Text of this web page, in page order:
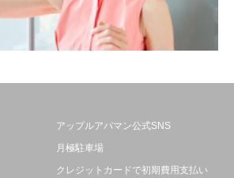
アップルアパマン公式SNS
月極駐車場
クレジットカードで初期費用支払い